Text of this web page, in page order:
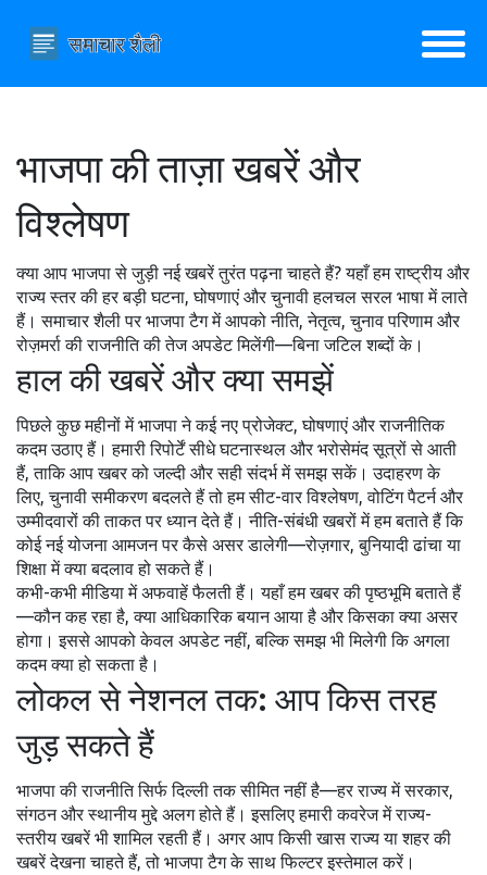
भाजपा की ताज़ा खबरें और
विश्लेषण
क्या आप भाजपा से जुड़ी नई खबरें तुरंत पढ़ना चाहते हैं? यहाँ हम राष्ट्रीय और
राज्य स्तर की हर बड़ी घटना, घोषणाएं और चुनावी हलचल सरल भाषा में लाते
हैं। समाचार शैली पर भाजपा टैग में आपको नीति, नेतृत्व, चुनाव परिणाम और
रोज़मर्रा की राजनीति की तेज अपडेट मिलेंगी—बिना जटिल शब्दों के।
हाल की खबरें और क्या समझें
पिछले कुछ महीनों में भाजपा ने कई नए प्रोजेक्ट, घोषणाएं और राजनीतिक
कदम उठाए हैं। हमारी रिपोर्टें सीधे घटनास्थल और भरोसेमंद सूत्रों से आती
हैं, ताकि आप खबर को जल्दी और सही संदर्भ में समझ सकें। उदाहरण के
लिए, चुनावी समीकरण बदलते हैं तो हम सीट-वार विश्लेषण, वोटिंग पैटर्न और
उम्मीदवारों की ताकत पर ध्यान देते हैं। नीति-संबंधी खबरों में हम बताते हैं कि
कोई नई योजना आमजन पर कैसे असर डालेगी—रोज़गार, बुनियादी ढांचा या
शिक्षा में क्या बदलाव हो सकते हैं।
कभी-कभी मीडिया में अफवाहें फैलती हैं। यहाँ हम खबर की पृष्ठभूमि बताते हैं
—कौन कह रहा है, क्या आधिकारिक बयान आया है और किसका क्या असर
होगा। इससे आपको केवल अपडेट नहीं, बल्कि समझ भी मिलेगी कि अगला
कदम क्या हो सकता है।
लोकल से नेशनल तक: आप किस तरह
जुड़ सकते हैं
भाजपा की राजनीति सिर्फ दिल्ली तक सीमित नहीं है—हर राज्य में सरकार,
संगठन और स्थानीय मुद्दे अलग होते हैं। इसलिए हमारी कवरेज में राज्य-
स्तरीय खबरें भी शामिल रहती हैं। अगर आप किसी खास राज्य या शहर की
खबरें देखना चाहते हैं, तो भाजपा टैग के साथ फिल्टर इस्तेमाल करें।